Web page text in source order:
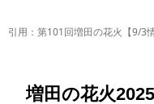
引用：第101回増田の花火【9/3
増田の花火